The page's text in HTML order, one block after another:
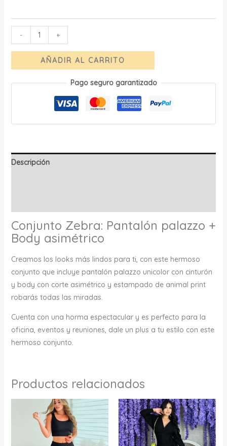
- +
AÑADIR AL CARRITO
Pago seguro garantizado
Descripción
Conjunto Zebra: Pantalón palazzo +
Body asimétrico
Creamos los looks más lindos para ti, con este hermoso
conjunto que incluye pantalón palazzo unicolor con cinturón
y body con corte asimétrico y estampado de animal print
robarás todas las miradas.
Cuenta con una horma espectacular y es perfecto para la
oficina, eventos y reuniones, dale un plus a tu estilo con este
hermoso conjunto.
Productos relacionados